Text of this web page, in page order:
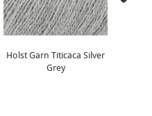
Holst Garn Titicaca Silver
Grey